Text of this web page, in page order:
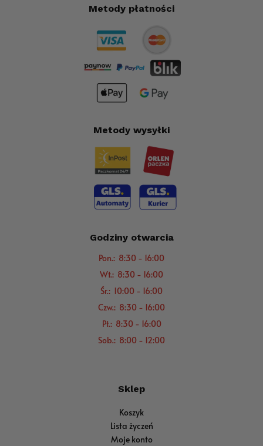
Metody płatności
Metody wysyłki
Godziny otwarcia
Pon.: 8:30 - 16:00
Wt.: 8:30 - 16:00
Śr.: 10:00 - 16:00
Czw.: 8:30 - 16:00
Pt.: 8:30 - 16:00
Sob.: 8:00 - 12:00
Sklep
Koszyk
Lista życzeń
Moje konto